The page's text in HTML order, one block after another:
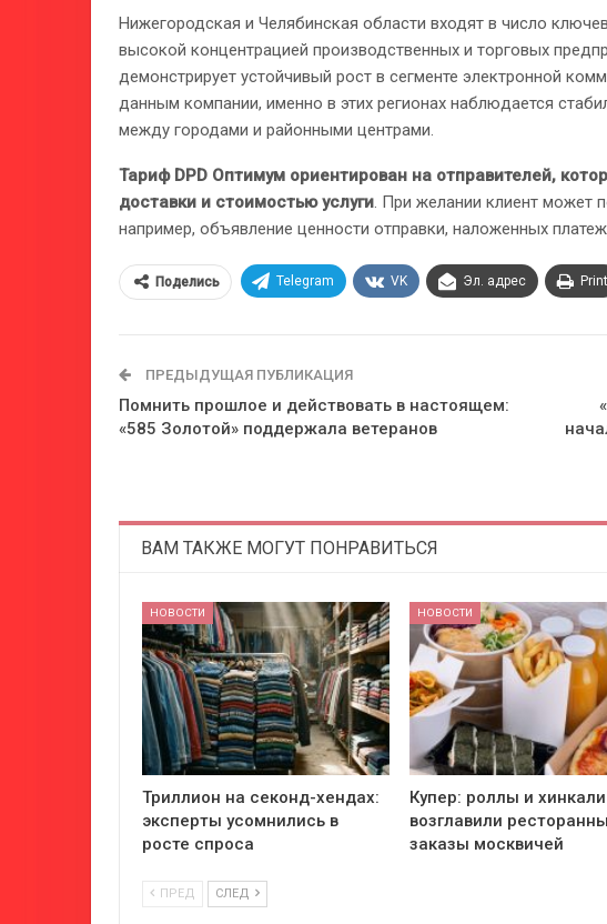
Нижегородская и Челябинская области входят в число
высокой концентрацией производственных и торговых
демонстрирует устойчивый рост в сегменте электронной
данным компании, именно в этих регионах наблюдается
между городами и районными центрами.
Тариф DPD Оптимум ориентирован на отправителей,
доставки и стоимостью услуги. При желании клиент может
например, объявление ценности отправки, наложенных
Поделись Telegram VK Эл. адрес Print
ПРЕДЫДУЩАЯ ПУБЛИКАЦИЯ
Помнить прошлое и действовать в настоящем:
«585 Золотой» поддержала ветеранов
ВАМ ТАКЖЕ МОГУТ ПОНРАВИТЬСЯ
НОВОСТИ
Триллион на секонд-хендах:
эксперты усомнились в
росте спроса
НОВОСТИ
Купер: роллы и хинкали
возглавили
заказы москвичей
ПРЕД СЛЕД